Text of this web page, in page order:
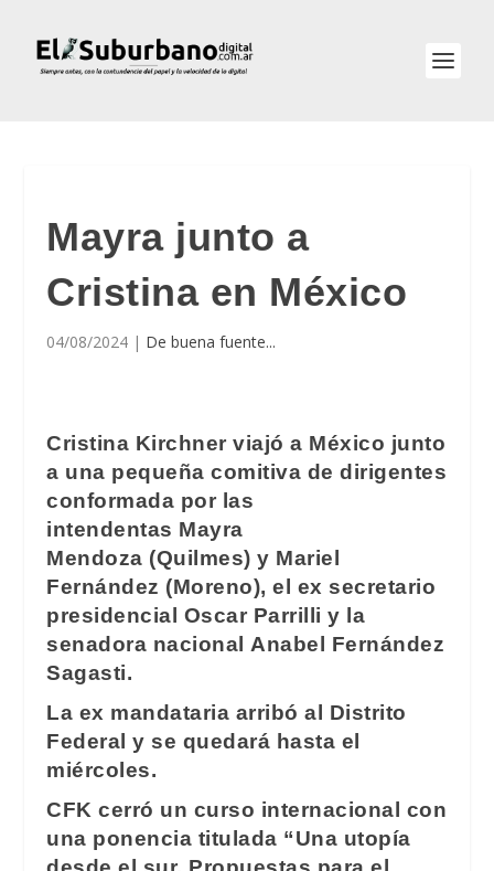
Mayra junto a
Cristina en México
04/08/2024 | De buena fuente...
Cristina Kirchner viajó a México junto
a una pequeña comitiva de dirigentes
conformada por las
intendentas Mayra
Mendoza (Quilmes) y Mariel
Fernández (Moreno), el ex secretario
presidencial Oscar Parrilli y la
senadora nacional Anabel Fernández
Sagasti.
La ex mandataria arribó al Distrito
Federal y se quedará hasta el
miércoles.
CFK cerró un curso internacional con
una ponencia titulada “Una utopía